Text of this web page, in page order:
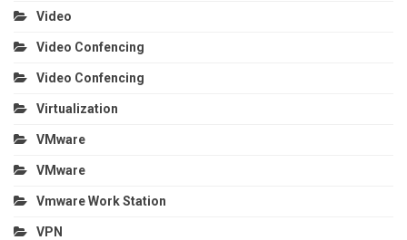
Video
Video Confencing
Video Confencing
Virtualization
VMware
VMware
Vmware Work Station
VPN